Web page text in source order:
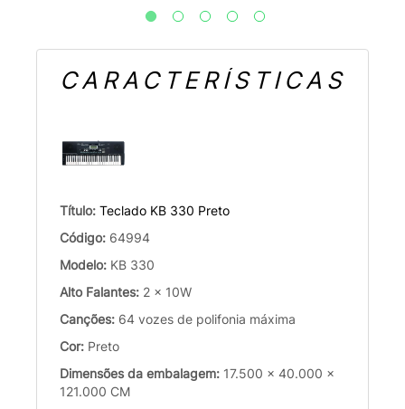
CARACTERÍSTICAS
Título: Teclado KB 330 Preto
Código: 64994
Modelo: KB 330
Alto Falantes: 2 x 10W
Canções: 64 vozes de polifonia máxima
Cor: Preto
Dimensões da embalagem: 17.500 x 40.000 x
121.000 CM